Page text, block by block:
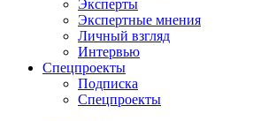
Эксперты
Экспертные мнения
Личный взгляд
Интервью
Спецпроекты
Подписка
Спецпроекты